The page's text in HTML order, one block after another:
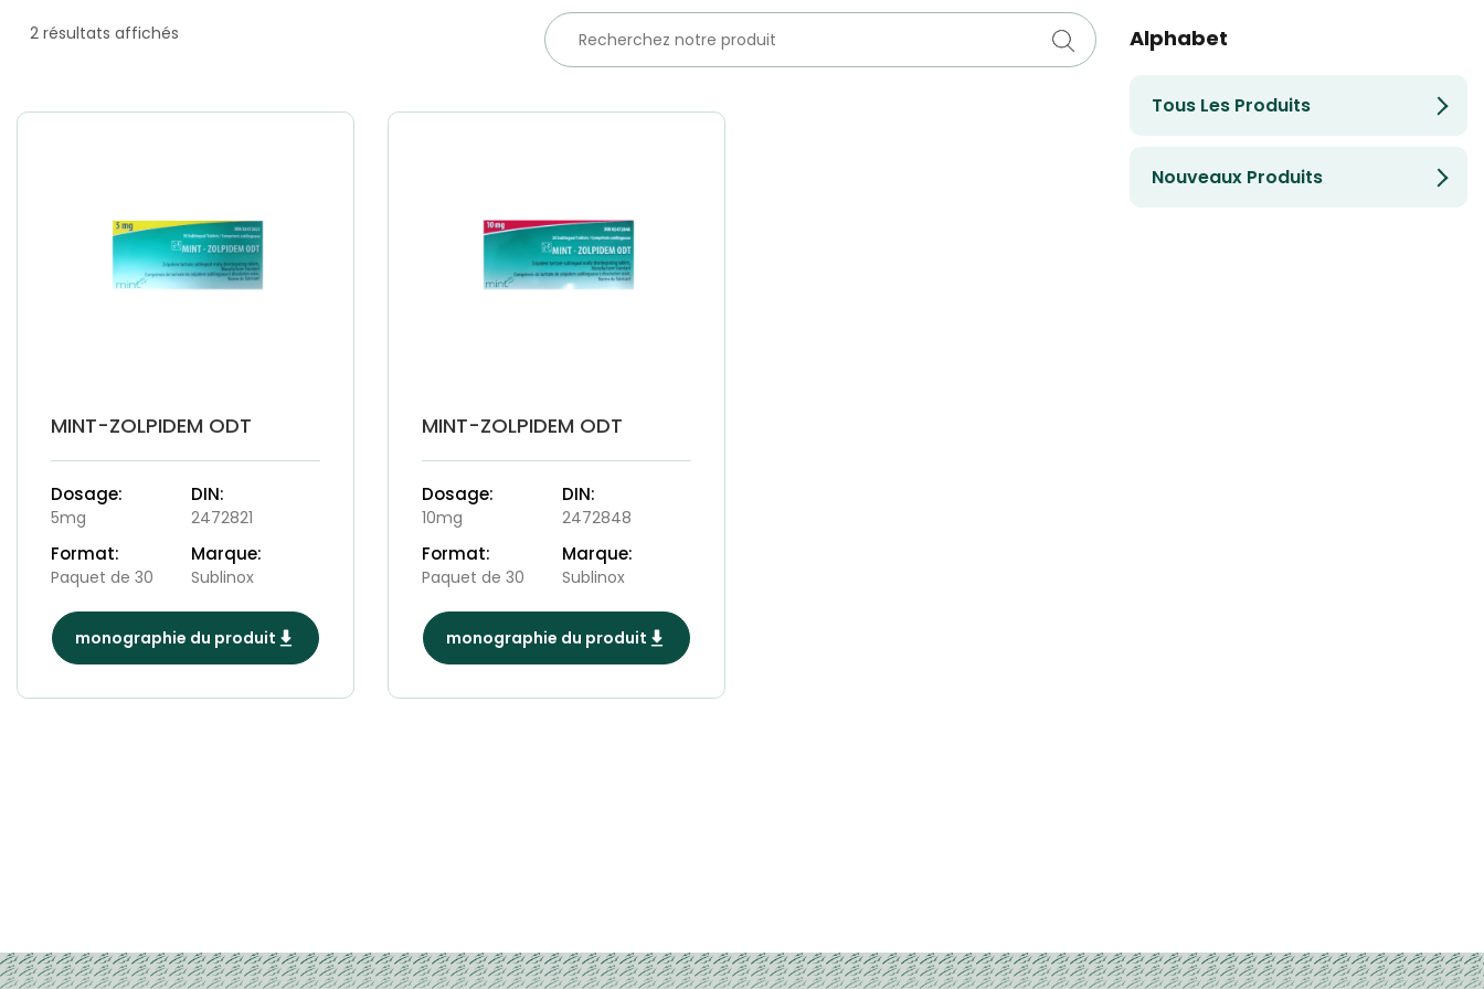
2 résultats affichés
MINT-ZOLPIDEM ODT
Dosage:
5mg
DIN:
2472821
Format:
Paquet de 30
Marque:
Sublinox
monographie du produit
MINT-ZOLPIDEM ODT
Dosage:
10mg
DIN:
2472848
Format:
Paquet de 30
Marque:
Sublinox
monographie du produit
Alphabet
Tous Les Produits
Nouveaux Produits